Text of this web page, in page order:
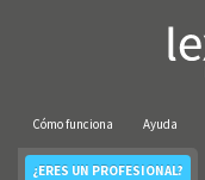
Cómo funciona Ayuda
¿ERES UN PROFESIONAL?